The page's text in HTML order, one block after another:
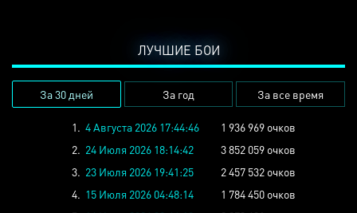
ЛУЧШИЕ БОИ
За 30 дней За год За все время
1. 4 Августа 2026 17:44:46
1 936 969 очков
2. 24 Июля 2026 18:14:42
3 852 059 очков
3. 23 Июля 2026 19:41:25
2 457 532 очков
4. 15 Июля 2026 04:48:14
1 784 450 очков